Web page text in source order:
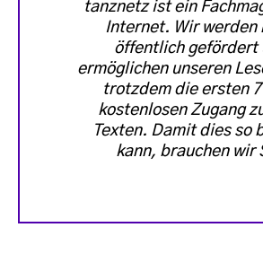
tanznetz ist ein
Internet. Wir werden
öffentlich gefördert
ermöglichen unseren
trotzdem die ersten 7
kostenlosen Zugang
Texten. Damit dies so
kann, brauchen wir